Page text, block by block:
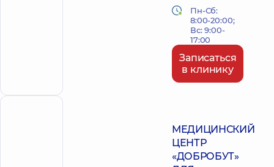
Пн-Сб:
8:00-20:00;
Вс: 9:00-
17:00
Записаться
в клинику
МЕДИЦИНСКИЙ
ЦЕНТР
«ДОБРОБУТ»